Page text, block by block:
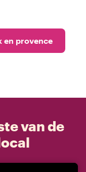
en provence
van de